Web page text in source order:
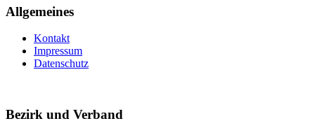
Allgemeines
Kontakt
Impressum
Datenschutz
Bezirk und Verband